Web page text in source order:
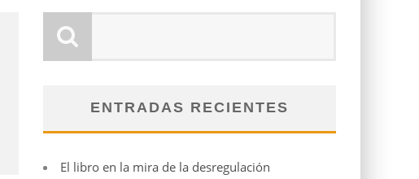
ENTRADAS RECIENTES
El libro en la mira de la desregulación